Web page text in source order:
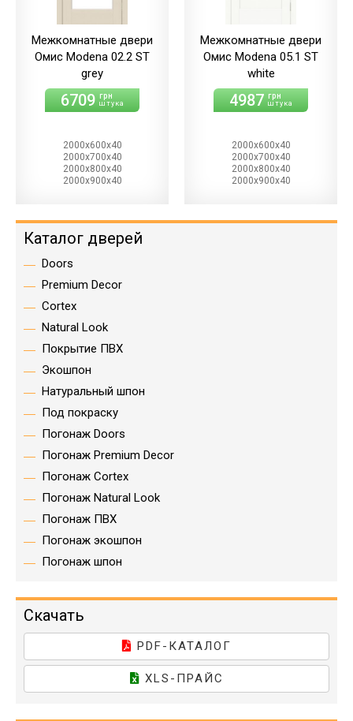
Межкомнатные двери
Омис Modena 02.2 ST
grey
6709 грн
штука
2000х600х40
2000х700х40
2000х800х40
2000х900х40
Межкомнатные двери
Омис Modena 05.1 ST
white
4987 грн
штука
2000х600х40
2000х700х40
2000х800х40
2000х900х40
Каталог дверей
Doors
Premium Decor
Cortex
Natural Look
Покрытие ПВХ
Экошпон
Натуральный шпон
Под покраску
Погонаж Doors
Погонаж Premium Decor
Погонаж Cortex
Погонаж Natural Look
Погонаж ПВХ
Погонаж экошпон
Погонаж шпон
Скачать
PDF-КАТАЛОГ
XLS-ПРАЙС